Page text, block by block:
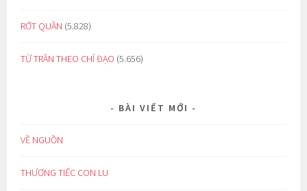
RỚT QUẦN (5.828)
TỪ TRẦN THEO CHỈ ĐẠO (5.656)
BÀI VIẾT MỚI
VỀ NGUỒN
THƯƠNG TIẾC CON LU